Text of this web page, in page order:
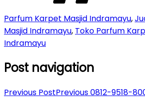
Parfum Karpet Masjid Indramayu,
Masjid Indramayu, Toko Parfum
Indramayu
Post navigation
Previous PostPrevious0812-9518-